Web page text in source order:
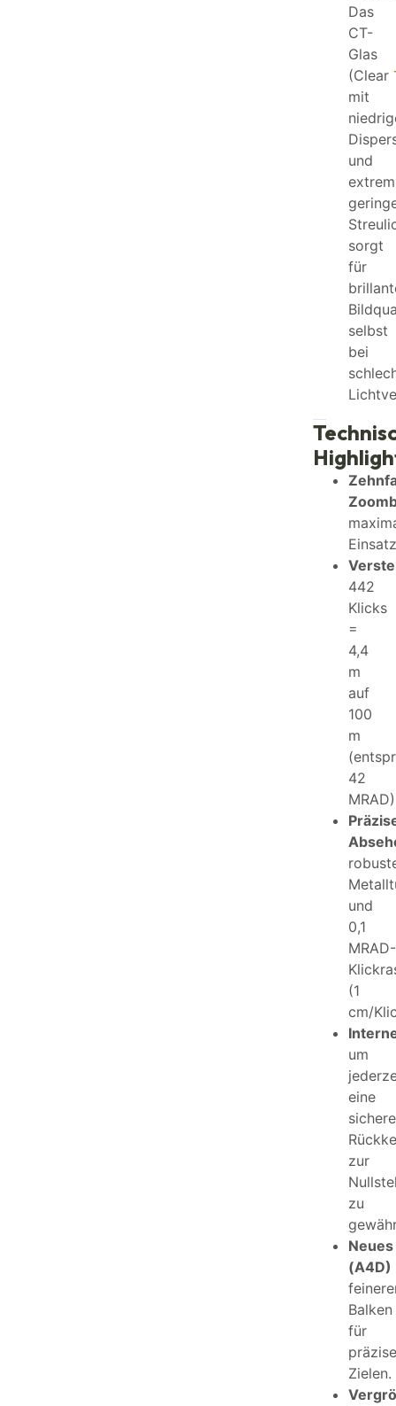
Das
CT-
Glas
(Clear
mit
und
extrem
sorgt
für
selbst
bei
442
Klicks
=
4,4
m
auf
100
m
42
und
0,1
MRAD-
(1
cm/
um
eine
sichere
zur
zu
Neues
(A4D)
Balken
für
Zielen.